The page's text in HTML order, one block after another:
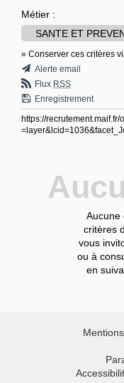
Métier :
SANTE ET
» Conserver ces critères
Alerte email
Flux RSS
Enregistrement
https://
Aucune
critères
vous
ou à
en